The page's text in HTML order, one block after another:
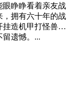
眼睁睁看着亲友战
，拥有六十年的战
挂造机甲打怪兽…
留遗憾。...